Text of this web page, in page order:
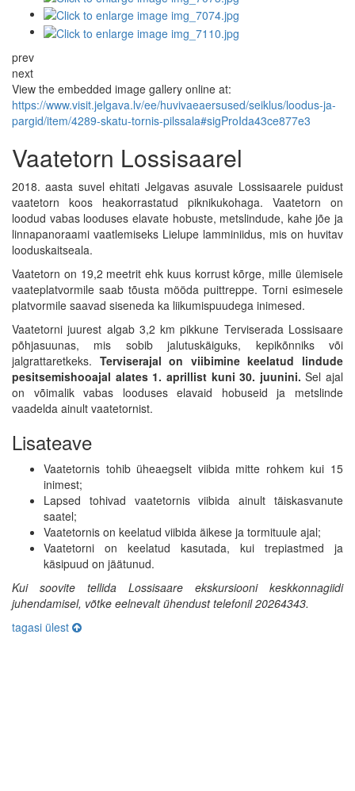
prev
next
View the embedded image gallery online at:
https://www.visit.jelgava.lv/ee/huvivaeaersused/seiklus/loodus-ja-
pargid/item/4289-skatu-tornis-pilssala#sigProIda43ce877e3
Vaatetorn Lossisaarel
2018. aasta suvel ehitati Jelgavas asuvale Lossisaarele puidust
vaatetorn koos heakorrastatud piknikukohaga. Vaatetorn on
loodud vabas looduses elavate hobuste, metslindude, kahe jõe ja
linnapanoraami vaatlemiseks Lielupe lamminiidus, mis on huvitav
looduskaitseala.
Vaatetorn on 19,2 meetrit ehk kuus korrust kõrge, mille ülemisele
vaateplatvormile saab tõusta mööda puittreppe. Torni esimesele
platvormile saavad siseneda ka liikumispuudega inimesed.
Vaatetorni juurest algab 3,2 km pikkune Terviserada Lossisaare
põhjasuunas, mis sobib jalutuskäiguks, kepikõnniks või
jalgrattaretkeks. Terviserajal on viibimine keelatud lindude
pesitsemishooajal alates 1. aprillist kuni 30. juunini. Sel ajal
on võimalik vabas looduses elavaid hobuseid ja metslinde
vaadelda ainult vaatetornist.
Lisateave
Vaatetornis tohib üheaegselt viibida mitte rohkem kui 15
inimest;
Lapsed tohivad vaatetornis viibida ainult täiskasvanute
saatel;
Vaatetornis on keelatud viibida äikese ja tormituule ajal;
Vaatetorni on keelatud kasutada, kui trepiastmed ja
käsipuud on jäätunud.
Kui soovite tellida Lossisaare ekskursiooni keskkonnagiidi
juhendamisel, võtke eelnevalt ühendust telefonil 20264343.
tagasi ülest